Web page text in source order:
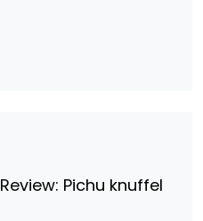
Review: Pichu knuffel